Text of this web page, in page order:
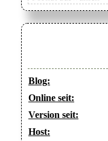
Blog:
Online seit:
Version seit:
Host: